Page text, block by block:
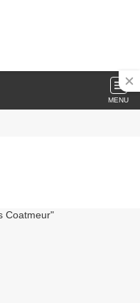
MENU